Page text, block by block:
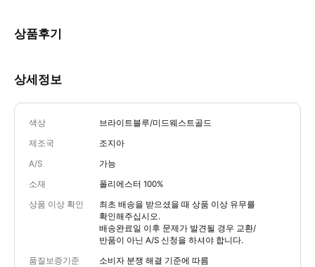
상품후기
상세정보
색상 브라이트블루/미드웨스트골드
제조국 조지아
A/S 가능
소재 폴리에스터 100%
상품 이상 확인
최초 배송을 받으셨을 때 상품 이상 유무를
확인해주십시오.
배송완료일 이후 문제가 발견될 경우 교환/
반품이 아닌 A/S 신청을 하셔야 합니다.
품질보증기준 소비자 분쟁 해결 기준에 따름